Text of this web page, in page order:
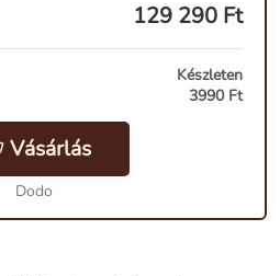
129 290 Ft
Készleten
3990 Ft
Vásárlás
Dodo